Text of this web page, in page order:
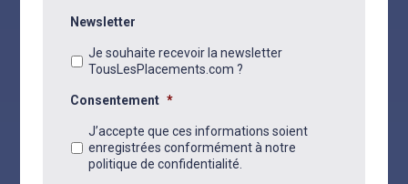
Newsletter
Je souhaite recevoir la newsletter
TousLesPlacements.com ?
Consentement *
J’accepte que ces informations soient
enregistrées conformément à notre
politique de confidentialité.